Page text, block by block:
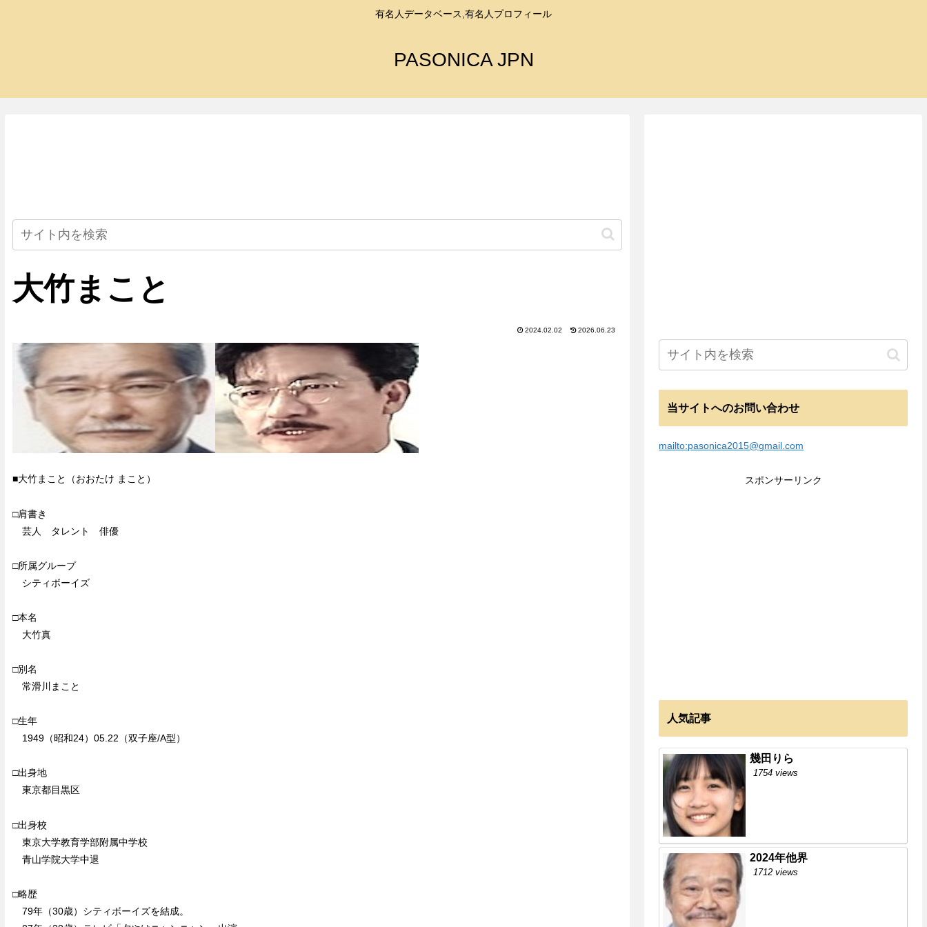
有名人データベース,有名人プロフィール
PASONICA JPN
大竹まこと
2024.02.02 2026.06.23
■大竹まこと（おおたけ まこと）
□肩書き
芸人 タレント 俳優
□所属グループ
シティボーイズ
□本名
大竹真
□別名
常滑川まこと
□生年
1949（昭和24）05.22（双子座/A型）
□出身地
東京都目黒区
□出身校
東京大学教育学部附属中学校
青山学院大学中退
□略歴
79年（30歳）シティボーイズを結成。
当サイトへのお問い合わせ
mailto:pasonica2015@gmail.com
スポンサーリンク
人気記事
幾田りら
1754 views
2024年他界
1712 views